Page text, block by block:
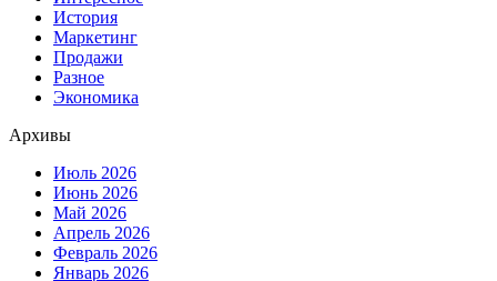
История
Маркетинг
Продажи
Разное
Экономика
Архивы
Июль 2026
Июнь 2026
Май 2026
Апрель 2026
Февраль 2026
Январь 2026